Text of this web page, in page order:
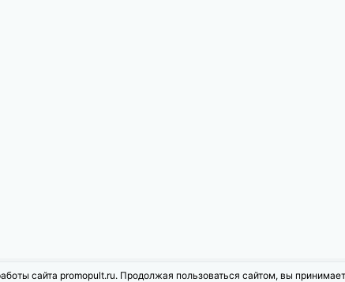
сайта promopult.ru. Продолжая пользоваться сайтом, вы